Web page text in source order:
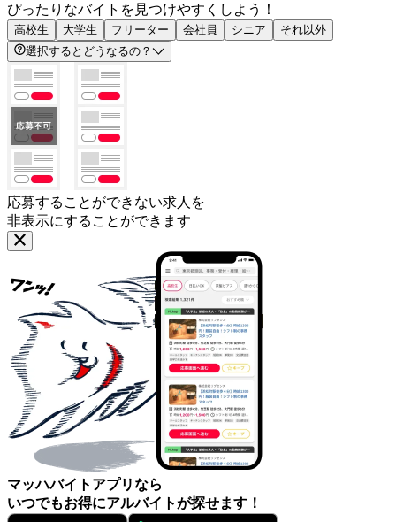
ぴったりなバイトを見つけやすくしよう！
高校生 大学生 フリーター 会社員 シニア
それ以外
選択するとどうなるの？
応募することができない求人を
非表示にすることができます
マッハバイトアプリなら
いつでもお得にアルバイトが探せます！